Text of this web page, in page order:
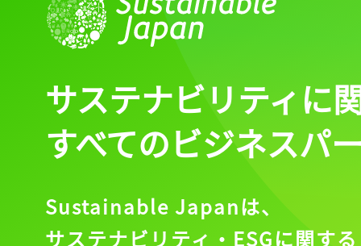
サステナビリティに
すべてのビジネスパ
Sustainable Japanは、
サステナビリティ・ESGに関する